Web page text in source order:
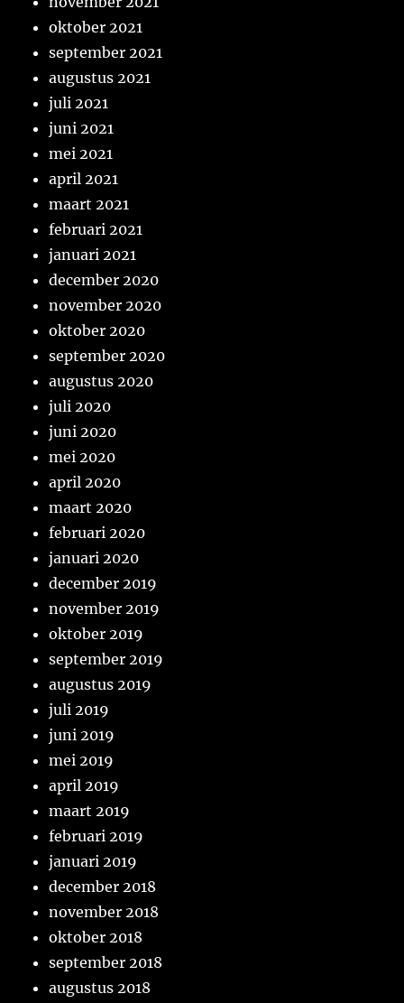
oktober 2021
september 2021
augustus 2021
juli 2021
juni 2021
mei 2021
april 2021
maart 2021
februari 2021
januari 2021
december 2020
november 2020
oktober 2020
september 2020
augustus 2020
juli 2020
juni 2020
mei 2020
april 2020
maart 2020
februari 2020
januari 2020
december 2019
november 2019
oktober 2019
september 2019
augustus 2019
juli 2019
juni 2019
mei 2019
april 2019
maart 2019
februari 2019
januari 2019
december 2018
november 2018
oktober 2018
september 2018
augustus 2018